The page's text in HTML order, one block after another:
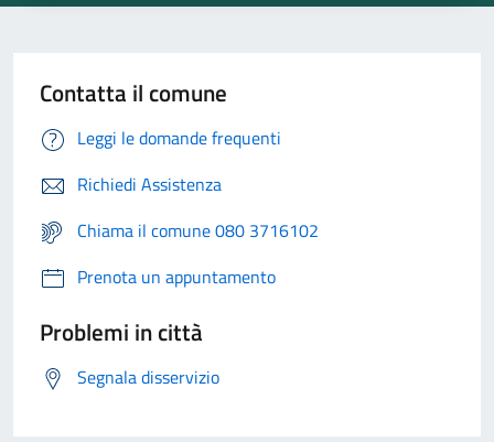
Contatta il comune
Leggi le domande frequenti
Richiedi Assistenza
Chiama il comune 080 3716102
Prenota un appuntamento
Problemi in città
Segnala disservizio